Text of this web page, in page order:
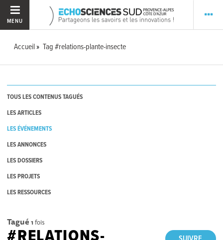
MENU
Accueil Tag #relations-plante-insecte
TOUS LES CONTENUS TAGUÉS
LES ARTICLES
LES ÉVÉNEMENTS
LES ANNONCES
LES DOSSIERS
LES PROJETS
LES RESSOURCES
Tagué 1 fois